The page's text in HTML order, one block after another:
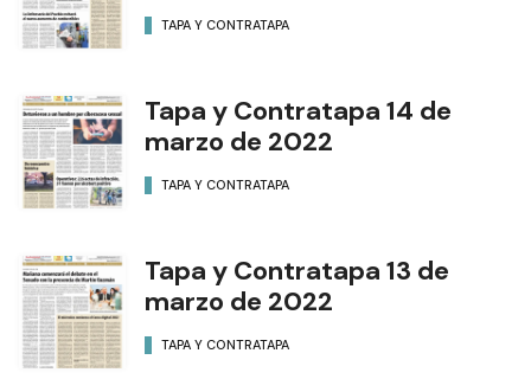
TAPA Y CONTRATAPA
Tapa y Contratapa 14 de
marzo de 2022
TAPA Y CONTRATAPA
Tapa y Contratapa 13 de
marzo de 2022
TAPA Y CONTRATAPA